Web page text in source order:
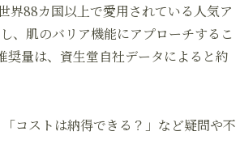
界88カ国以上で愛用されている人気ア
、肌のバリア機能にアプローチするこ
奨量は、資生堂自社データによると約
コストは納得できる？」など疑問や不